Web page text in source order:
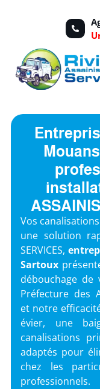
Vos
une solution
SERVICES,
Sartoux
débouchage de
Préfecture des
et notre
évier, une
canalisations
adaptés pour
chez les
professionnels.